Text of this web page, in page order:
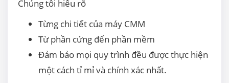
Chúng tôi hiểu rõ
Từng chi tiết của máy CMM
Từ phần cứng đến phần mềm
Đảm bảo mọi quy trình đều được thực hiện
một cách tỉ mỉ và chính xác nhất.